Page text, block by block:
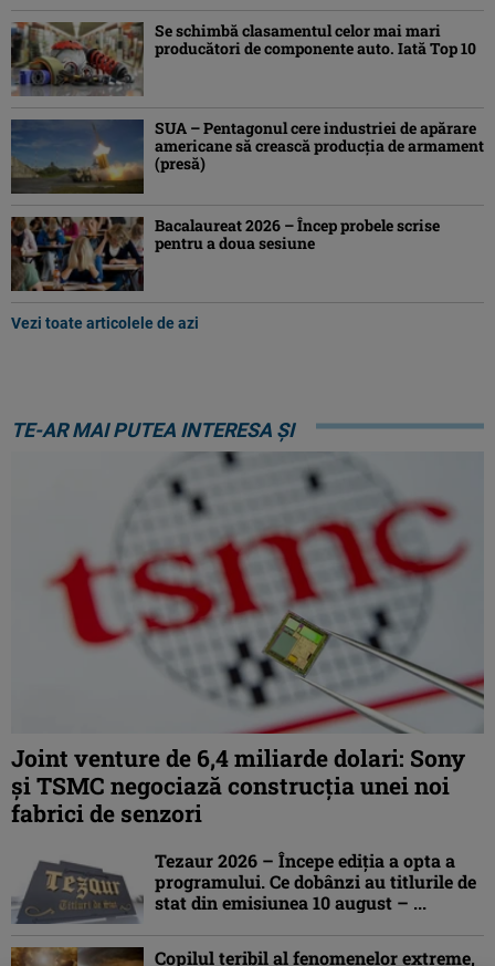
Se schimbă clasamentul celor mai mari
producători de componente auto. Iată Top 10
SUA – Pentagonul cere industriei de apărare
americane să crească producţia de armament
(presă)
Bacalaureat 2026 – Încep probele scrise
pentru a doua sesiune
Vezi toate articolele de azi
TE-AR MAI PUTEA INTERESA ȘI
Joint venture de 6,4 miliarde dolari: Sony
și TSMC negociază construcția unei noi
fabrici de senzori
Tezaur 2026 – Începe ediţia a opta a
programului. Ce dobânzi au titlurile de
stat din emisiunea 10 august – ...
Copilul teribil al fenomenelor extreme,